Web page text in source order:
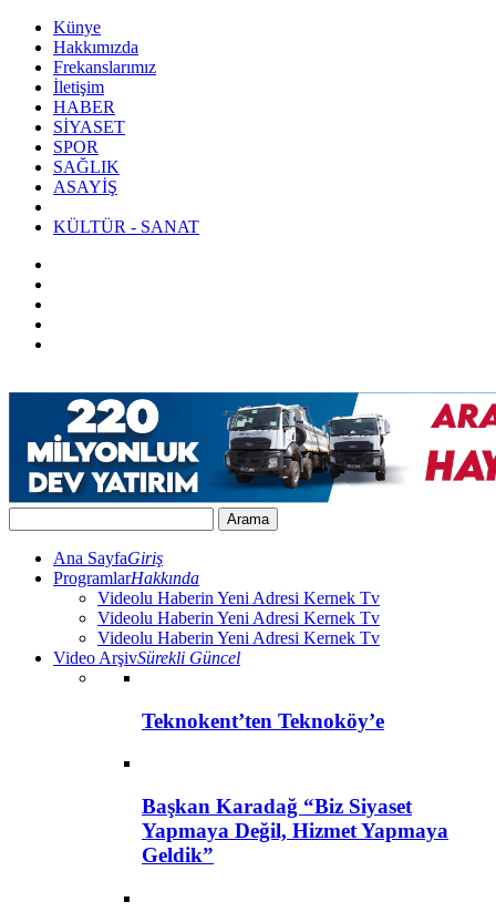
Künye
Hakkımızda
Frekanslarımız
İletişim
HABER
SİYASET
SPOR
SAĞLIK
ASAYİŞ
KÜLTÜR - SANAT
Ana SayfaGiriş
ProgramlarHakkında
Videolu Haberin Yeni Adresi Kernek Tv
Videolu Haberin Yeni Adresi Kernek Tv
Videolu Haberin Yeni Adresi Kernek Tv
Video ArşivSürekli Güncel
Teknokent’ten Teknoköy’e
Başkan Karadağ “Biz Siyaset
Yapmaya Değil, Hizmet Yapmaya
Geldik”